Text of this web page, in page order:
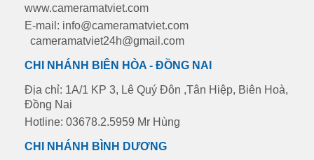
www.cameramatviet.com
E-mail: info@cameramatviet.com
cameramatviet24h@gmail.com
CHI NHÁNH BIÊN HÒA - ĐỒNG NAI
Địa chỉ: 1A/1 KP 3, Lê Quý Đôn ,Tân Hiệp, Biên Hoà,
Đồng Nai
Hotline: 03678.2.5959 Mr Hùng
CHI NHÁNH BÌNH DƯƠNG